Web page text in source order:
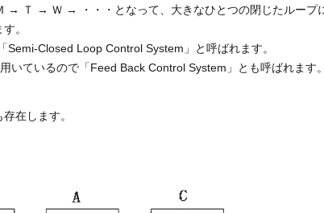
Ｔ → Ｗ → ・・・となって、大きなひとつの閉じたループ
。
Closed Loop Control System」と呼ばれます。
ているので「Feed Back Control System」とも呼ばれます。
在します。